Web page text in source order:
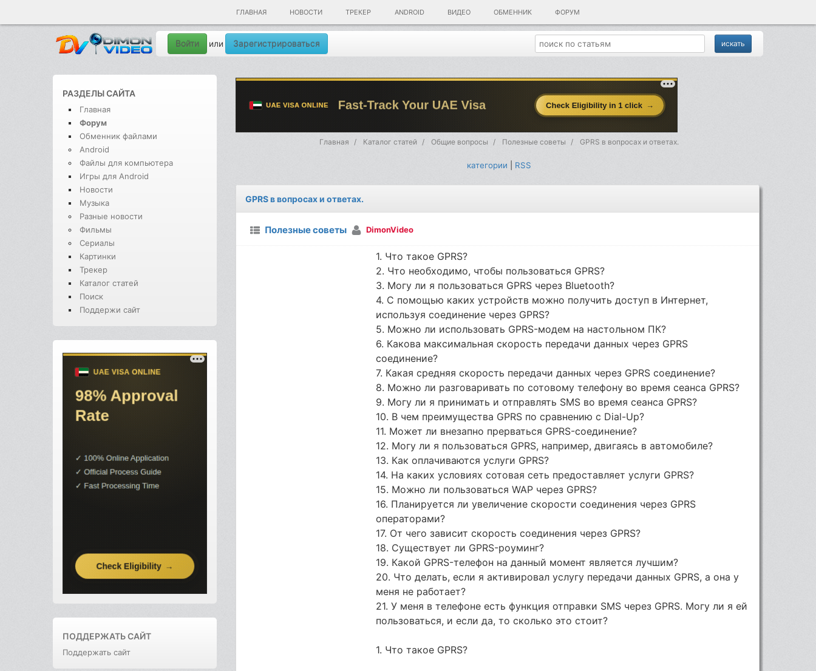
ГЛАВНАЯ НОВОСТИ ТРЕКЕР ANDROID ВИДЕО ОБМЕННИК ФОРУМ
Войти или Зарегистрироваться
РАЗДЕЛЫ САЙТА
Главная
Форум
Обменник файлами
Android
Файлы для компьютера
Игры для Android
Новости
Музыка
Разные новости
Фильмы
Сериалы
Картинки
Трекер
Каталог статей
Поиск
Поддержи сайт
ПОДДЕРЖАТЬ САЙТ
Поддержать сайт
Главная Каталог статей Общие вопросы Полезные советы GPRS в вопросах и ответах.
категории RSS
GPRS в вопросах и ответах.
Полезные советы DimonVideo
1. Что такое GPRS?
2. Что необходимо, чтобы пользоваться GPRS?
3. Могу ли я пользоваться GPRS через Bluetooth?
4. С помощью каких устройств можно получить доступ в Интернет,
используя соединение через GPRS?
5. Можно ли использовать GPRS-модем на настольном ПК?
6. Какова максимальная скорость передачи данных через GPRS
соединение?
7. Какая средняя скорость передачи данных через GPRS соединение?
8. Можно ли разговаривать по сотовому телефону во время сеанса GPRS?
9. Могу ли я принимать и отправлять SMS во время сеанса GPRS?
10. В чем преимущества GPRS по сравнению с Dial-Up?
11. Может ли внезапно прерваться GPRS-соединение?
12. Могу ли я пользоваться GPRS, например, двигаясь в автомобиле?
13. Как оплачиваются услуги GPRS?
14. На каких условиях сотовая сеть предоставляет услуги GPRS?
15. Можно ли пользоваться WAP через GPRS?
16. Планируется ли увеличение скорости соединения через GPRS
операторами?
17. От чего зависит скорость соединения через GPRS?
18. Существует ли GPRS-роуминг?
19. Какой GPRS-телефон на данный момент является лучшим?
20. Что делать, если я активировал услугу передачи данных GPRS, а она у
меня не работает?
21. У меня в телефоне есть функция отправки SMS через GPRS. Могу ли я ей
пользоваться, и если да, то сколько это стоит?
1. Что такое GPRS?